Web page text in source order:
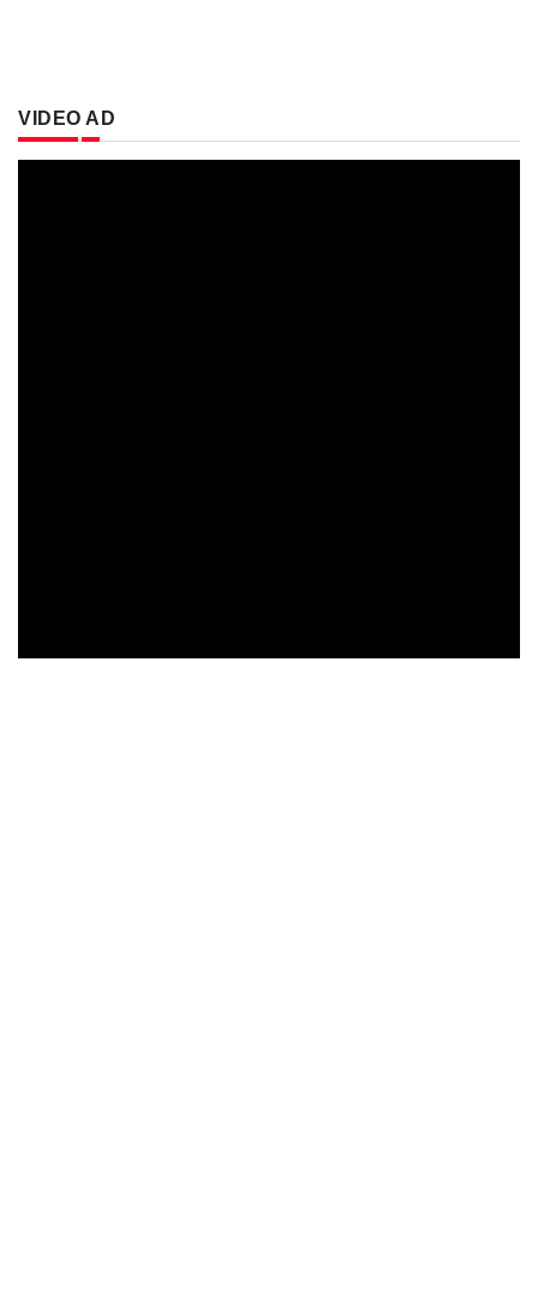
VIDEO AD